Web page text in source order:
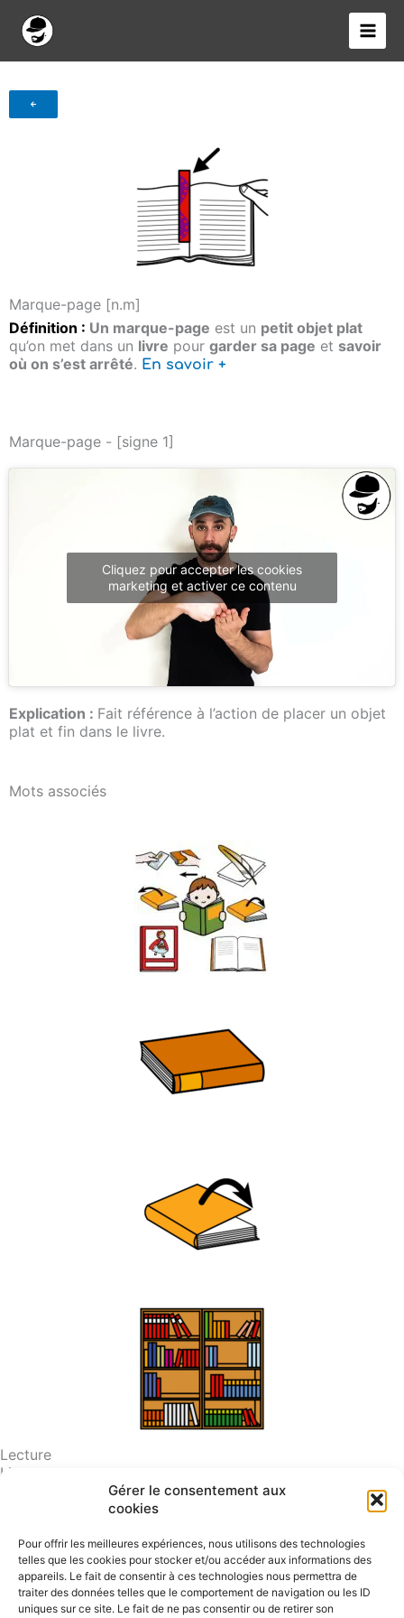
Gérer le consentement aux
cookies
Pour offrir les meilleures expériences, nous utilisons des technologies
telles que les cookies pour stocker et/ou accéder aux informations des
appareils. Le fait de consentir à ces technologies nous permettra de
traiter des données telles que le comportement de navigation ou les ID
uniques sur ce site. Le fait de ne pas consentir ou de retirer son
contenu
Marque-page [n.m]
Définition : Un marque-page est un petit objet plat
qu’on met dans un livre pour garder sa page et savoir
où on s’est arrêté. En savoir +
Marque-page - [signe 1]
Cliquez pour accepter les cookies
marketing et activer ce contenu
Explication : Fait référence à l’action de placer un objet
plat et fin dans le livre.
Mots associés
Lecture
Livre